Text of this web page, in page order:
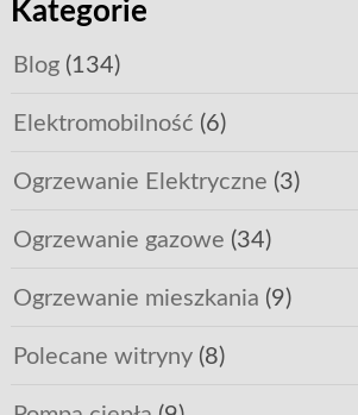
Kategorie
Blog(134)
Elektromobilność (6)
Ogrzewanie Elektryczne (3)
Ogrzewanie gazowe (34)
Ogrzewanie mieszkania (9)
Polecane witryny(8)